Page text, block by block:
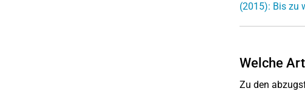
(2015): Bis zu
Welche
Zu den